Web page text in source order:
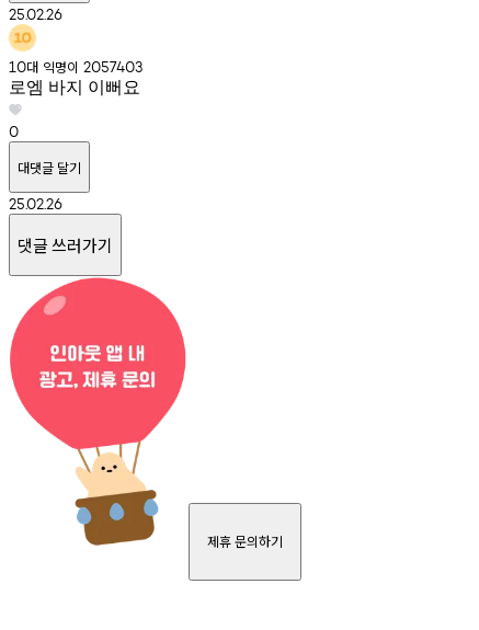
25.02.26
10대 익명이 2057403
로엠 바지 이뻐요
0
대댓글 달기
25.02.26
댓글 쓰러가기
제휴 문의하기